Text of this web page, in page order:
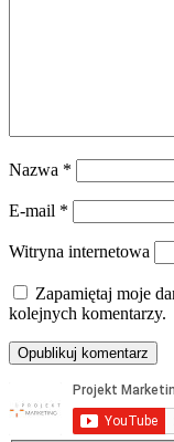
Nazwa *
E-mail *
Witryna internetowa
Zapamiętaj moje
kolejnych komentarzy.